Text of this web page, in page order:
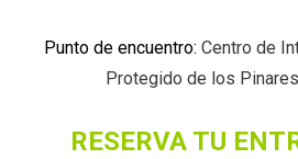
Punto de encuentro: Centro de
Protegido de los
RESERVA TU